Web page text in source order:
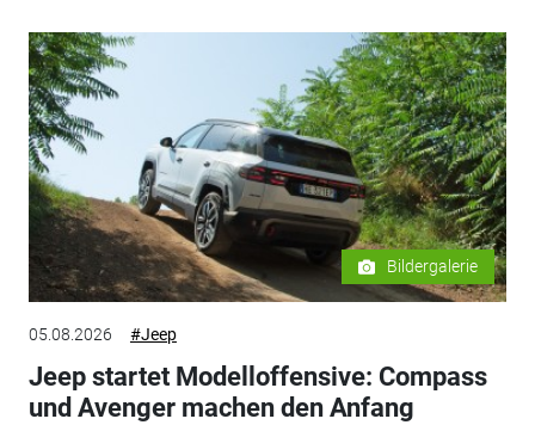
Bildergalerie
05.08.2026 #Jeep
Jeep startet Modelloffensive: Compass
und Avenger machen den Anfang